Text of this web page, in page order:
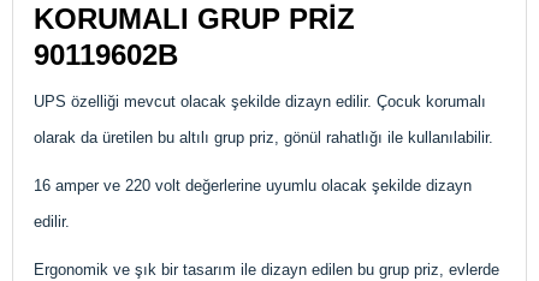
KORUMALI GRUP PRİZ
90119602B
UPS özelliği mevcut olacak şekilde dizayn edilir. Çocuk korumalı
olarak da üretilen bu altılı grup priz, gönül rahatlığı ile kullanılabilir.
16 amper ve 220 volt değerlerine uyumlu olacak şekilde dizayn
edilir.
Ergonomik ve şık bir tasarım ile dizayn edilen bu grup priz, evlerde